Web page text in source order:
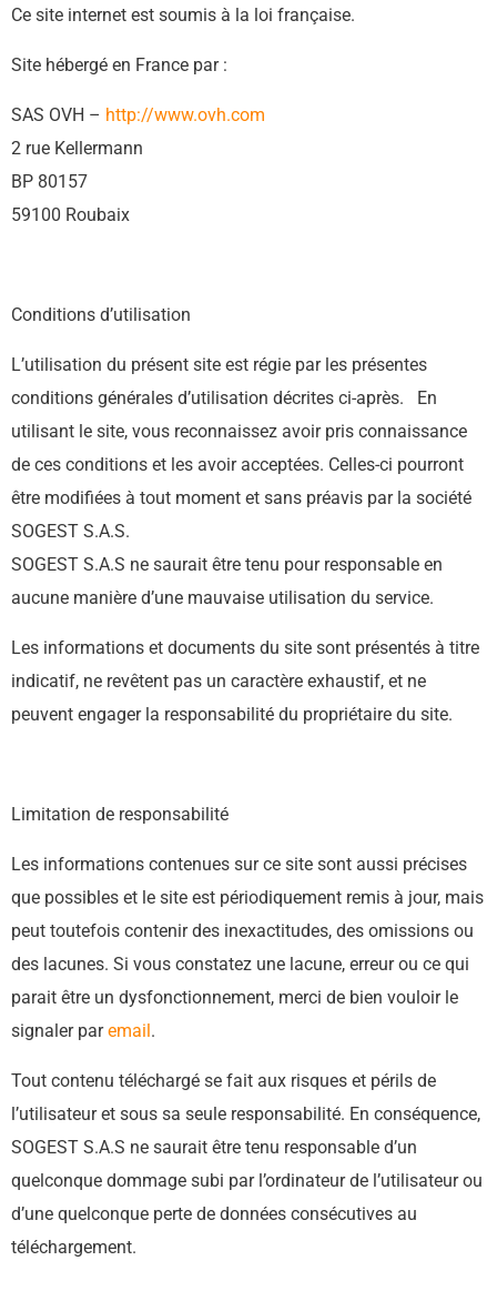
Ce site internet est soumis à la loi française.
Site hébergé en France par :
SAS OVH – http://www.ovh.com
2 rue Kellermann
BP 80157
59100 Roubaix
Conditions d’utilisation
L’utilisation du présent site est régie par les présentes
conditions générales d’utilisation décrites ci-après.
En
utilisant le site, vous reconnaissez avoir pris connaissance
de ces conditions et les avoir acceptées. Celles-ci pourront
être modifiées à tout moment et sans préavis par la société
SOGEST S.A.S.
SOGEST S.A.S ne saurait être tenu pour responsable en
aucune manière d’une mauvaise utilisation du service.
Les informations et documents du site sont présentés à titre
indicatif, ne revêtent pas un caractère exhaustif, et ne
peuvent engager la responsabilité du propriétaire du site.
Limitation de responsabilité
Les informations contenues sur ce site sont aussi précises
que possibles et le site est périodiquement remis à jour, mais
peut toutefois contenir des inexactitudes, des omissions ou
des lacunes. Si vous constatez une lacune, erreur ou ce qui
parait être un dysfonctionnement, merci de bien vouloir le
signaler paremail.
Tout contenu téléchargé se fait aux risques et périls de
l’utilisateur et sous sa seule responsabilité. En conséquence,
SOGEST S.A.S ne saurait être tenu responsable d’un
quelconque dommage subi par l’ordinateur de l’utilisateur ou
d’une quelconque perte de données consécutives au
téléchargement.